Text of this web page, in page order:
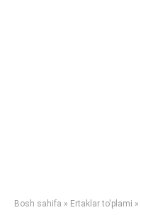
Bosh sahifa » Ertaklar to'plami »